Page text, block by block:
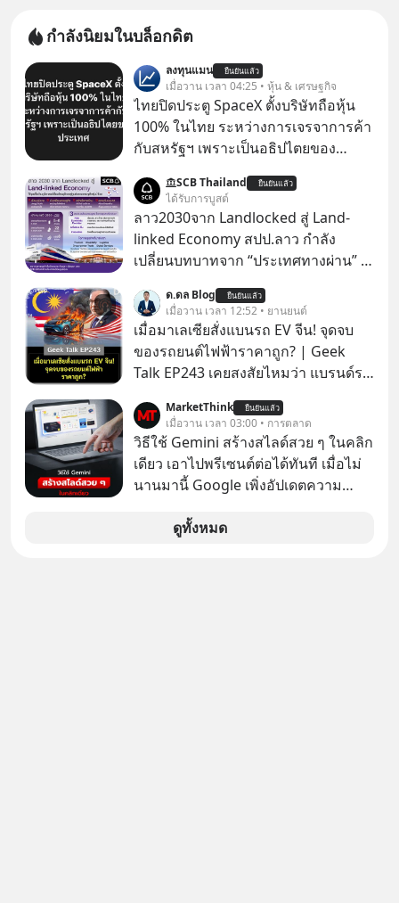
กำลังนิยมในบล็อกดิต
ลงทุนแมน ยืนยันแล้ว
เมื่อวาน เวลา 04:25 • หุ้น & เศรษฐกิจ
ไทยปิดประตู SpaceX ตั้งบริษัทถือหุ้น
100% ในไทย ระหว่างการเจรจาการค้า
กับสหรัฐฯ เพราะเป็นอธิปไตยของ
ประกาศจุดยืนชัดเจนว่า จะไม่อนุญาต
ให้บริษัทสหรัฐฯ ตั้งบริษัทโทรคมนาคม
ดาวเทียมที่ถือหุ้น 100% โดยชาวต่าง
ชาติ ในระหว่างการเจรจาการค้ากับ
ประเด็นด้านอธิปไตยของประเทศ
SCB Thailand ยืนยันแล้ว
ได้รับการบูสต์
ลาว2030จาก Landlocked สู่ Land-
linked Economy สปป.ลาว กำลัง
เปลี่ยนบทบาทจาก “ประเทศทางผ่าน” สู่
ของอนุภูมิภาคลุ่มแม่น้ำโขง
ด.ดล Blog ยืนยันแล้ว
เมื่อวาน เวลา 12:52 • ยานยนต์
เมื่อมาเลเซียสั่งแบนรถ EV จีน! จุดจบ
ของรถยนต์ไฟฟ้าราคาถูก? | Geek
Talk EP243 เคยสงสัยไหมว่า แบรนด์รถ
ราบคาบ จะถูกสกัดดาวรุ่งจนต้องเบรก
หัวทิ่มได้อย่างไร? นี่คือเรื่องจริงที่เพิ่ง
เกิดขึ้นในมาเลเซีย เมื่อรัฐบาลประกาศ
งัด “กฎเหล็ก” สั่งบล็อกการนำเข้ารถ EV
กำแพงราคานำเข้าขั้นต่ำสูงถึง 1.7 ล้าน
บาท! งานนี้ทำเอาค่ายยักษ์ใหญ่อย่าง
MarketThink ยืนยันแล้ว
เมื่อวาน เวลา 03:00 • การตลาด
วิธีใช้ Gemini สร้างสไลด์สวย ๆ ในคลิก
เดียว เอาไปพรีเซนต์ต่อได้ทันที เมื่อไม่
นานมานี้ Google เพิ่งอัปเดตความ
สามารถใช้ Gemini ช่วยสร้างสไลด์นำ
ดูทั้งหมด